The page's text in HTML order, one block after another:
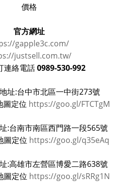
價格
官方網址
gapple3c.com/
justsell.com.tw/
連絡電話 0989-530-992
址:台中市北區一中街273號
圖定位 https://goo.gl/FTCTgM
:台南市南區西門路一段565號
圖定位 https://goo.gl/q35eAq
:高雄市左營區博愛二路638號
圖定位 https://goo.gl/sRRg1N